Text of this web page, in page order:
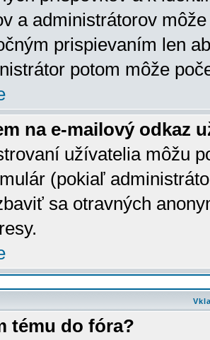
a administrátorov
prispievaním len
potom môže
na e-mailový odkaz
užívatelia môžu
(pokiaľ
sa otravných
tému do fóra?